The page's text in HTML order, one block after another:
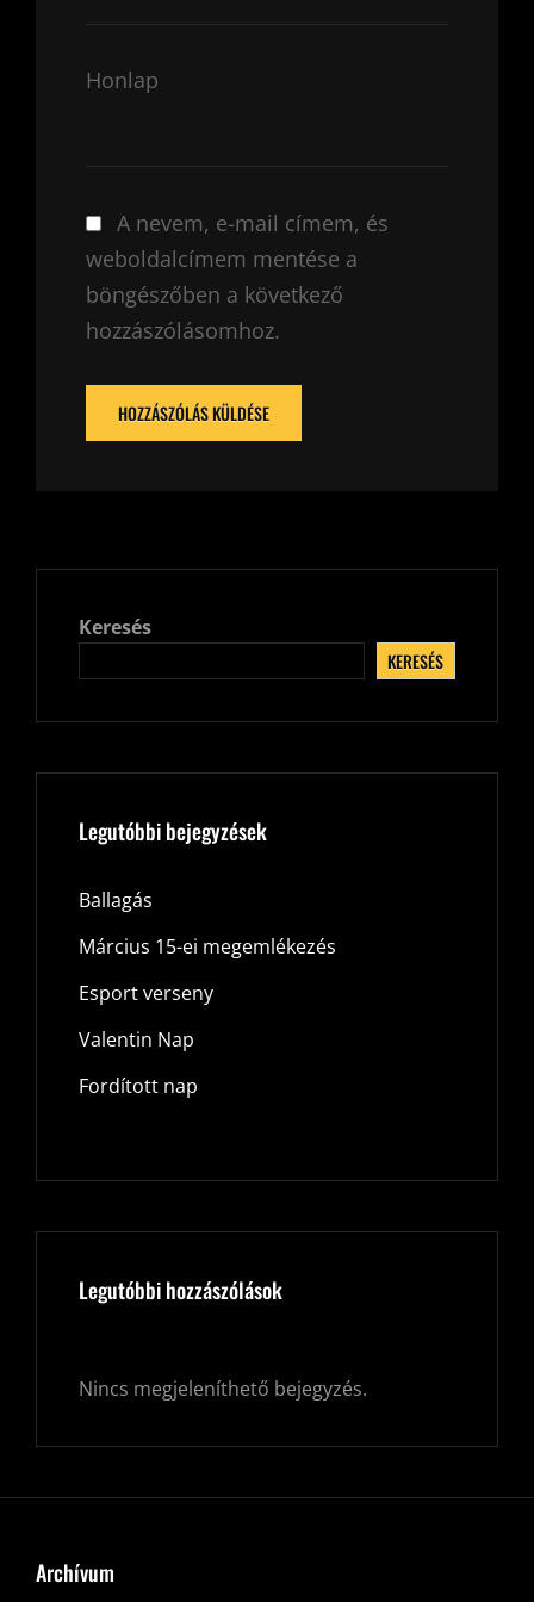
Honlap
A nevem, e-mail címem, és
weboldalcímem mentése a
böngészőben a következő
hozzászólásomhoz.
Keresés
KERESÉS
Legutóbbi bejegyzések
Ballagás
Március 15-ei megemlékezés
Esport verseny
Valentin Nap
Fordított nap
Legutóbbi hozzászólások
Nincs megjeleníthető bejegyzés.
Archívum